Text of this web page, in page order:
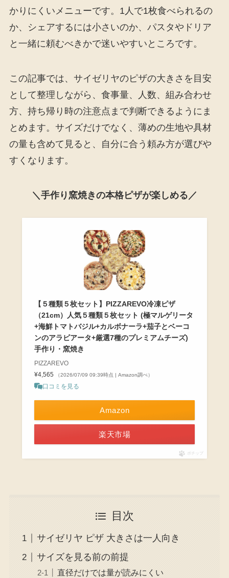
かりにくいメニューです。1人で1枚食べられるの
か、シェアするには小さいのか、パスタやドリア
と一緒に頼むべきかで迷いやすいところです。
この記事では、サイゼリヤのピザの大きさを目安
として整理しながら、食事量、人数、組み合わせ
方、持ち帰り時の注意点まで判断できるようにま
とめます。サイズだけでなく、薄めの生地や具材
の量も含めて見ると、自分に合う頼み方が選びや
すくなります。
＼手作り窯焼きの本格ピザが楽しめる／
【５種類５枚セット】PIZZAREVO冷凍ピザ
（21cm）人気５種類５枚セット (極マルゲリータ
+海鮮トマトバジル+カルボナーラ+茄子とベーコ
ンのアラビアータ+厳選7種のプレミアムチーズ)
手作り・窯焼き
PIZZAREVO
¥4,565
（2026/07/09 09:39時点 | Amazon調べ）
口コミを見る
Amazon
楽天市場
ポチップ
目次
サイゼリヤ ピザ 大きさは一人向き
サイズを見る前の前提
直径だけでは量が読みにくい